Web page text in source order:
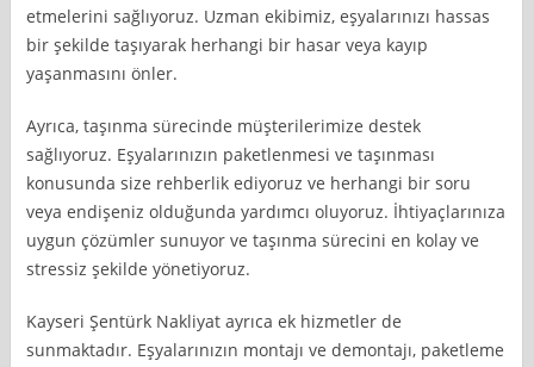
etmelerini sağlıyoruz. Uzman ekibimiz, eşyalarınızı hassas
bir şekilde taşıyarak herhangi bir hasar veya kayıp
yaşanmasını önler.
Ayrıca, taşınma sürecinde müşterilerimize destek
sağlıyoruz. Eşyalarınızın paketlenmesi ve taşınması
konusunda size rehberlik ediyoruz ve herhangi bir soru
veya endişeniz olduğunda yardımcı oluyoruz. İhtiyaçlarınıza
uygun çözümler sunuyor ve taşınma sürecini en kolay ve
stressiz şekilde yönetiyoruz.
Kayseri Şentürk Nakliyat ayrıca ek hizmetler de
sunmaktadır. Eşyalarınızın montajı ve demontajı, paketleme